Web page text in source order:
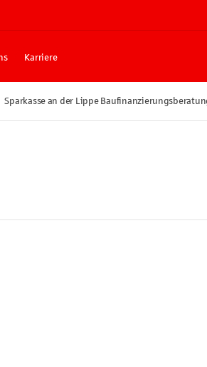
Karriere
Sparkasse an der Lippe